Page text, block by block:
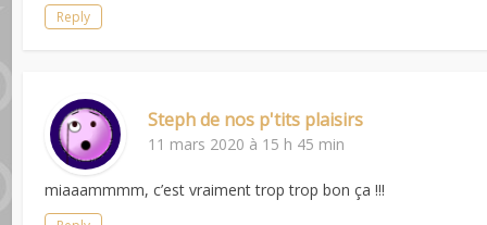
Reply
Steph de nos p'tits plaisirs
11 mars 2020 à 15 h 45 min
miaaammmm, c’est vraiment trop trop bon ça !!!